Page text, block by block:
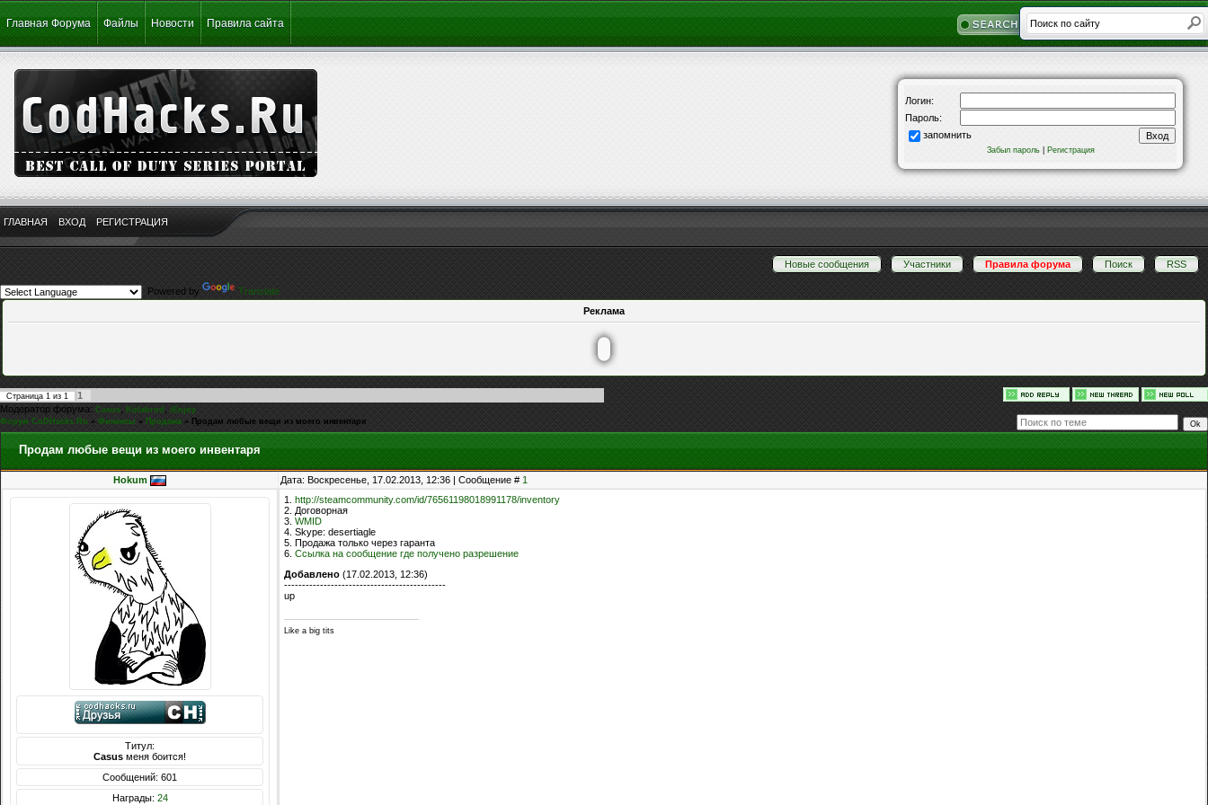
Главная Форума Файлы Новости Правила сайта
ГЛАВНАЯ ВХОД РЕГИСТРАЦИЯ
Логин:
Пароль:
запомнить
Забыл пароль| Регистрация
Новые сообщения · Участники · Правила форума · Поиск · RSS
Powered by
Translate
Реклама
Страница 1 из 1
1
Модератор форума:Casus, Kolabrod,iEnjoy
Форум CoDHacks.Ru » Финансы » Продажа » Продам любые вещи из моего инвентаря
Продам любые вещи из моего инвентаря
Hokum Дата: Воскресенье, 17.02.2013, 12:36 | Сообщение # 1
Титул:
Casus меня боится!
Сообщений: 601
Награды: 24
1. http://steamcommunity.com/id/76561198018991178/inventory
2. Договорная
3. WMID
4. Skype: desertiagle
5. Продажа только через гаранта
6. Ссылка на сообщение где получено разрешение
Добавлено (17.02.2013, 12:36)
---------------------------------------------
up
Like a big tits